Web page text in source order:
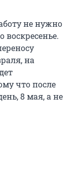
не нужно
воскресенье.
на
что после
8 мая, а не